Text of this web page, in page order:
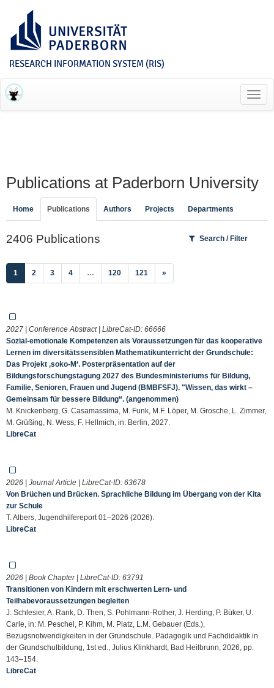
RESEARCH INFORMATION SYSTEM (RIS)
Publications at Paderborn University
Home Publications Authors Projects Departments
2406 Publications Search / Filter
1 (current)
2 3 4 … 120 121 »
2027 | Conference Abstract | LibreCat-ID: 66666
Sozial-emotionale Kompetenzen als Voraussetzungen für das kooperative
Lernen im diversitätssensiblen Mathematikunterricht der Grundschule:
Das Projekt ‚soko-M‘. Posterpräsentation auf der
Bildungsforschungstagung 2027 des Bundesministeriums für Bildung,
Familie, Senioren, Frauen und Jugend (BMBFSFJ). "Wissen, das wirkt –
Gemeinsam für bessere Bildung“. (angenommen)
M. Knickenberg, G. Casamassima, M. Funk, M.F. Löper, M. Grosche, L. Zimmer,
M. Grüßing, N. Wess, F. Hellmich, in: Berlin, 2027.
LibreCat
2026 | Journal Article | LibreCat-ID: 63678
Von Brüchen und Brücken. Sprachliche Bildung im Übergang von der Kita
zur Schule
T. Albers, Jugendhilfereport 01–2026 (2026).
LibreCat
2026 | Book Chapter | LibreCat-ID: 63791
Transitionen von Kindern mit erschwerten Lern- und
Teilhabevoraussetzungen begleiten
J. Schlesier, A. Rank, D. Then, S. Pohlmann-Rother, J. Herding, P. Büker, U.
Carle, in: M. Peschel, P. Kihm, M. Platz, L.M. Gebauer (Eds.),
Bezugsnotwendigkeiten in der Grundschule. Pädagogik und Fachdidaktik in
der Grundschulbildung, 1st ed., Julius Klinkhardt, Bad Heilbrunn, 2026, pp.
143–154.
LibreCat